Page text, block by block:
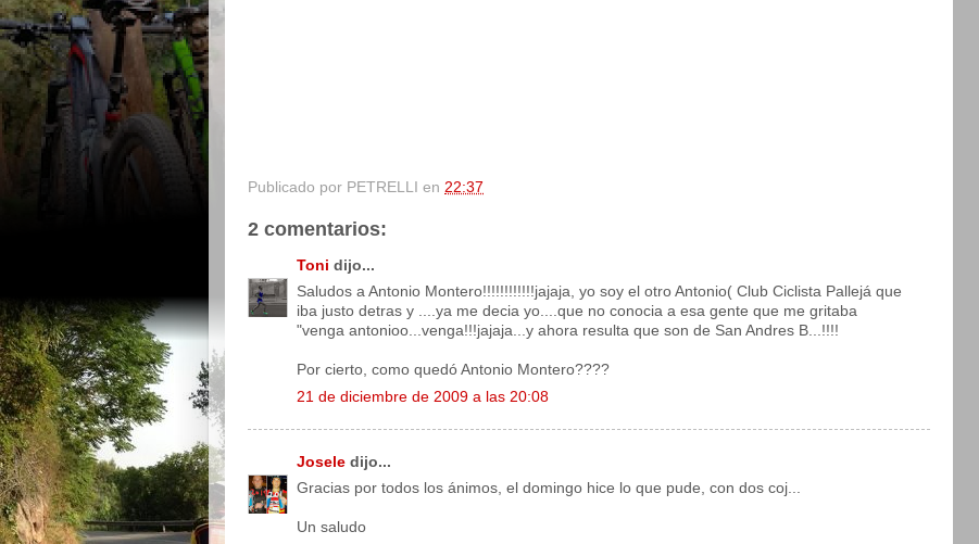
Publicado por PETRELLI en 22:37
2 comentarios:
Toni dijo...
Saludos a Antonio Montero!!!!!!!!!!!!jajaja, yo soy el otro Antonio( Club Ciclista Pallejá que
iba justo detras y ....ya me decia yo....que no conocia a esa gente que me gritaba
"venga antonioo...venga!!!jajaja...y ahora resulta que son de San Andres B...!!!!
Por cierto, como quedó Antonio Montero????
21 de diciembre de 2009 a las 20:08
Josele dijo...
Gracias por todos los ánimos, el domingo hice lo que pude, con dos coj...
Un saludo